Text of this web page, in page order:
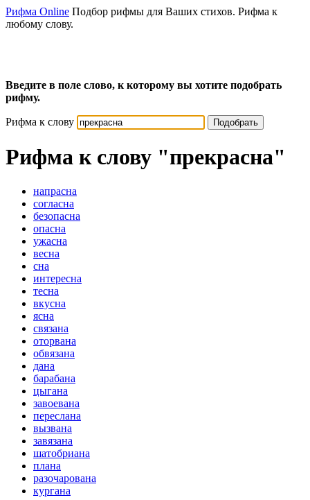
Рифма Online Подбор рифмы для Ваших стихов. Рифма к
любому слову.
Введите в поле слово, к которому вы хотите подобрать
рифму.
Рифма к слову Подобрать
Рифма к слову "прекрасна"
напрасна
согласна
безопасна
опасна
ужасна
весна
сна
интересна
тесна
вкусна
ясна
связана
оторвана
обвязана
дана
барабана
цыгана
завоевана
переслана
вызвана
завязана
шатобриана
плана
разочарована
кургана